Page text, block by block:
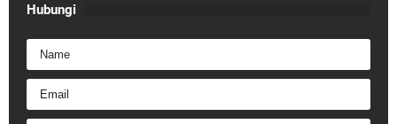
Hubungi